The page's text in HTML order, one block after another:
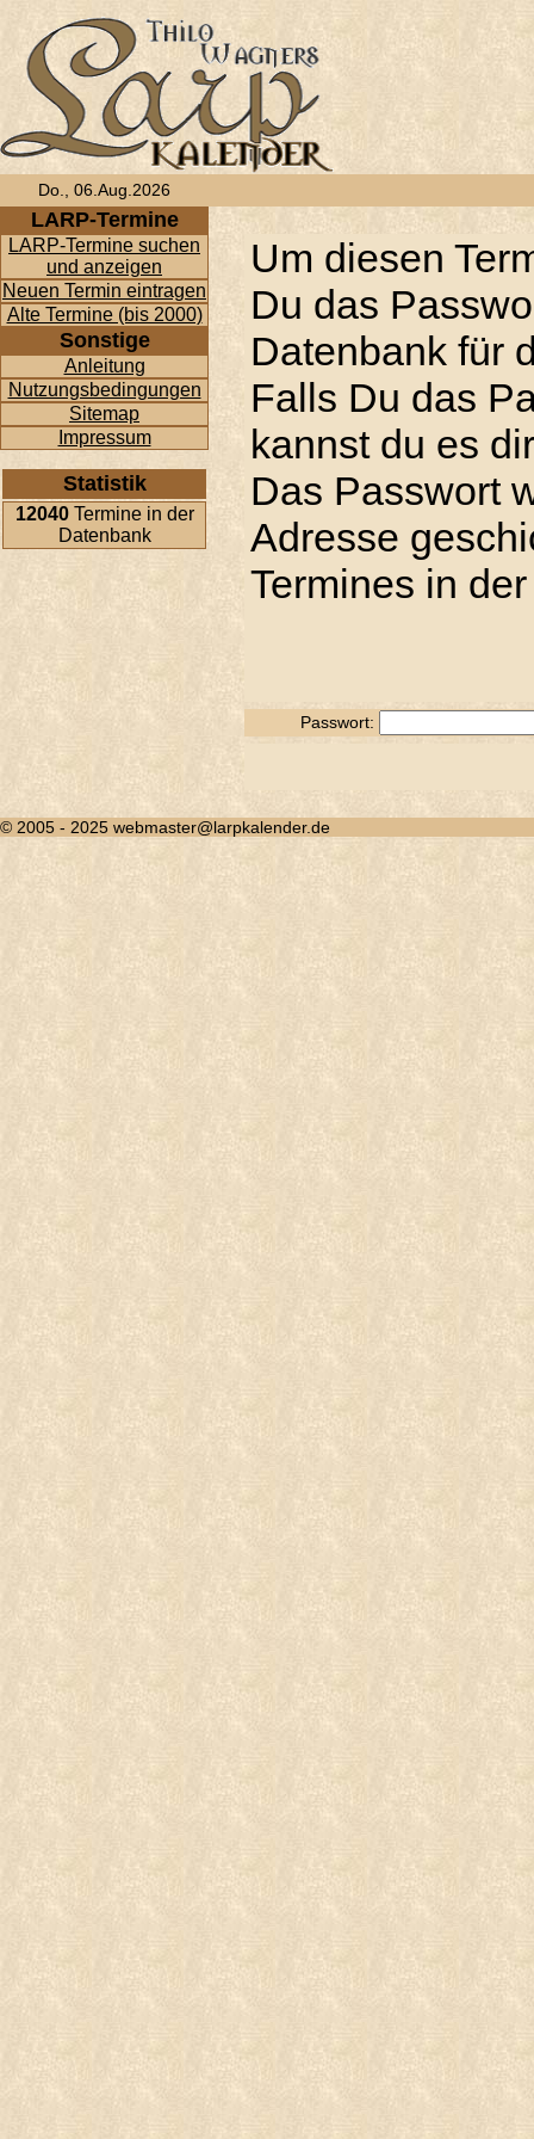
Do., 06.Aug.2026
LARP-Termine
LARP-Termine suchen
und anzeigen
Neuen Termin eintragen
Alte Termine (bis 2000)
Sonstige
Anleitung
Nutzungsbedingungen
Sitemap
Impressum
Statistik
12040Termine in der
Datenbank
Um diesen
Du das
Datenbank für
Falls Du das
kannst du es
Das Passwort
Adresse
Termines in
Passwort:
© 2005 - 2025 webmaster@larpkalender.de